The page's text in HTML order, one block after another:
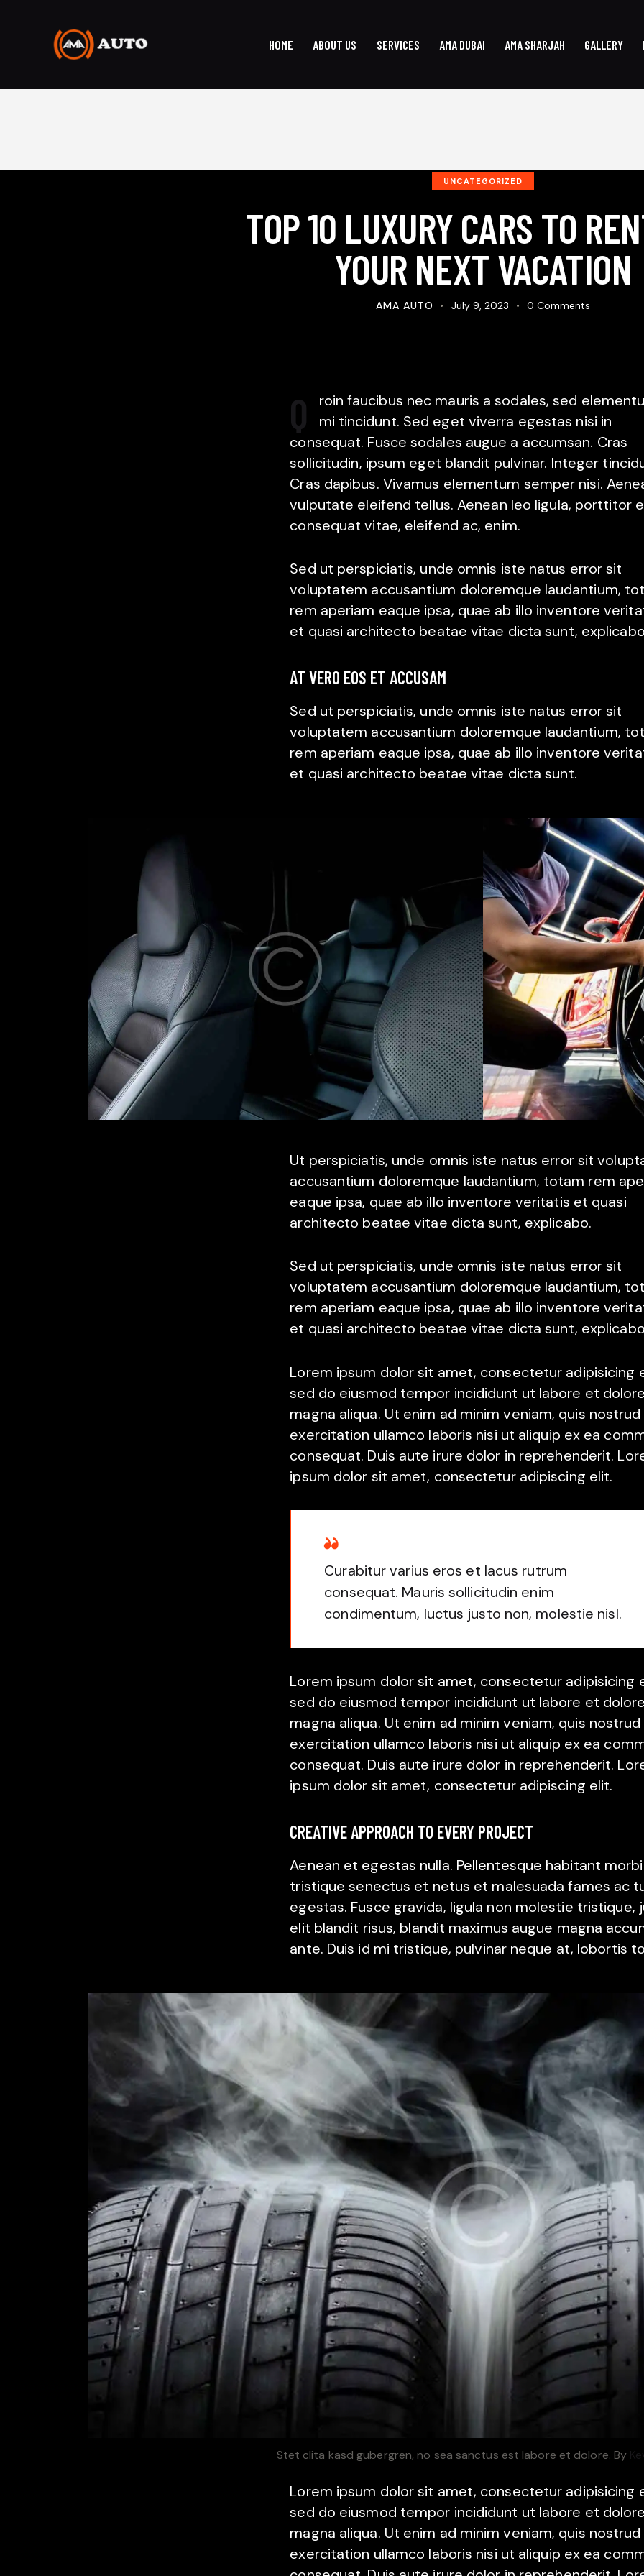
HOME ABOUT US SERVICES AMA DUBAI AMA SHARJAH GALLERY
UNCATEGORIZED
TOP 10 LUXURY CARS TO
YOUR NEXT VACATION
AMA AUTO July 9, 2023 0 Comments
Q
roin faucibus nec mauris a sodales, sed
mi tincidunt. Sed eget viverra egestas nisi in
consequat. Fusce sodales augue a accumsan. Cras
sollicitudin, ipsum eget blandit pulvinar. Integer
Cras dapibus. Vivamus elementum semper nisi.
vulputate eleifend tellus. Aenean leo ligula, porttitor
consequat vitae, eleifend ac, enim.
Sed ut perspiciatis, unde omnis iste natus error sit
voluptatem accusantium doloremque laudantium,
rem aperiam eaque ipsa, quae ab illo inventore
et quasi architecto beatae vitae dicta sunt,
AT VERO EOS ET ACCUSAM
Sed ut perspiciatis, unde omnis iste natus error sit
voluptatem accusantium doloremque laudantium,
rem aperiam eaque ipsa, quae ab illo inventore
et quasi architecto beatae vitae dicta sunt.
Ut perspiciatis, unde omnis iste natus error sit
accusantium doloremque laudantium, totam rem
eaque ipsa, quae ab illo inventore veritatis et quasi
architecto beatae vitae dicta sunt, explicabo.
Sed ut perspiciatis, unde omnis iste natus error sit
voluptatem accusantium doloremque laudantium,
rem aperiam eaque ipsa, quae ab illo inventore
et quasi architecto beatae vitae dicta sunt,
Lorem ipsum dolor sit amet, consectetur adipisicing
sed do eiusmod tempor incididunt ut labore et dolore
magna aliqua. Ut enim ad minim veniam, quis nostrud
exercitation ullamco laboris nisi ut aliquip ex ea
consequat. Duis aute irure dolor in reprehenderit.
ipsum dolor sit amet, consectetur adipiscing elit.
Curabitur varius eros et lacus rutrum
consequat. Mauris sollicitudin enim
condimentum, luctus justo non, molestie nisl.
Lorem ipsum dolor sit amet, consectetur adipisicing
sed do eiusmod tempor incididunt ut labore et dolore
magna aliqua. Ut enim ad minim veniam, quis nostrud
exercitation ullamco laboris nisi ut aliquip ex ea
consequat. Duis aute irure dolor in reprehenderit.
ipsum dolor sit amet, consectetur adipiscing elit.
CREATIVE APPROACH TO EVERY PROJECT
Aenean et egestas nulla. Pellentesque habitant morbi
tristique senectus et netus et malesuada fames ac
egestas. Fusce gravida, ligula non molestie tristique,
elit blandit risus, blandit maximus augue magna
ante. Duis id mi tristique, pulvinar neque at, lobortis
Stet clita kasd gubergren, no sea sanctus est labore et dolore. By
Lorem ipsum dolor sit amet, consectetur adipisicing
sed do eiusmod tempor incididunt ut labore et dolore
magna aliqua. Ut enim ad minim veniam, quis nostrud
exercitation ullamco laboris nisi ut aliquip ex ea